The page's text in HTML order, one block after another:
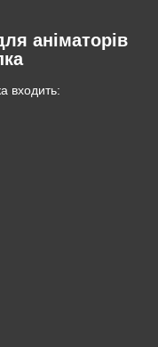
аніматорів
входить: